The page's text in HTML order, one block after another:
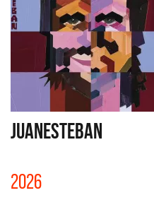
JUANESTEBAN
2026